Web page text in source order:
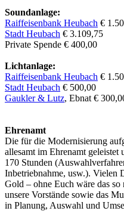
Soundanlage:
Raiffeisenbank Heubach €
Stadt Heubach € 3.109,75
Private Spende € 400,00
Lichtanlage:
Raiffeisenbank Heubach €
Stadt Heubach € 500,00
Gaukler & Lutz, Ebnat €
Ehrenamt
Die für die Modernisierung
allesamt im Ehrenamt geleistet
170 Stunden
Inbetriebnahme, usw.). Vielen
Gold – ohne Euch wäre das
unsere Vorstände sowie das
in Planung, Auswahl und